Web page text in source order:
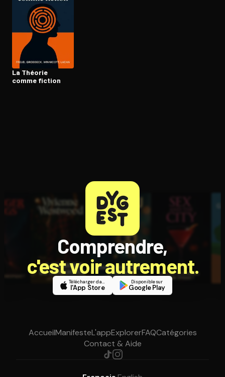
La Théorie
comme fiction
Comprendre,
c'est voir autrement.
Télécharger dans
l'App Store
Disponible sur
Google Play
AccueilManifesteL'appExplorerFAQCatégories
Contact & Aide